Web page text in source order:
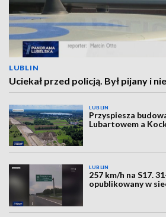
LUBLIN
Uciekał przed policją. Był pijany i
LUBLIN
Przyspiesza
Lubartowem a
LUBLIN
257 km/h na S17.
opublikowany w